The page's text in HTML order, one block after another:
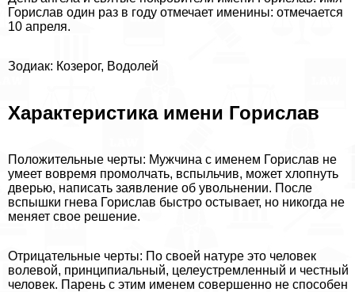
Горислав один раз в году отмечает именины: отмечается
10 апреля.
Зодиак: Козерог, Водолей
Хаpaктеристика имени Горислав
Положительные черты: Мужчина с именем Горислав не
умеет вовремя промолчать, вспыльчив, может хлопнуть
дверью, написать заявление об увольнении. После
вспышки гнева Горислав быстро остывает, но никогда не
меняет свое решение.
Отрицательные черты: По своей натуре это человек
волевой, принципиальный, целеустремленный и честный
человек. Парень с этим именем совершенно не способен